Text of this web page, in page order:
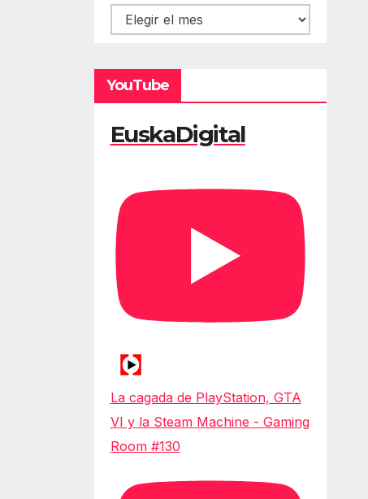
Hemeroteca
YouTube
EuskaDigital
La cagada de PlayStation, GTA
VI y la Steam Machine - Gaming
Room #130